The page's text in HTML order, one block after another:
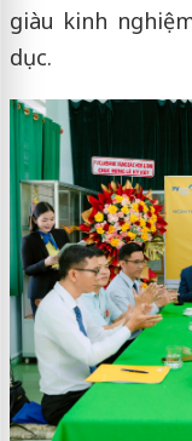
giàu kinh
dục.